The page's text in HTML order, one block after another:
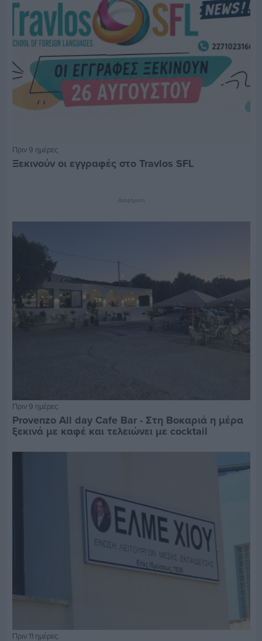
Πριν 9 ημέρες
Ξεκινούν οι εγγραφές στο Travlos SFL
Διαφήμιση
Πριν 9 ημέρες
Provenzo All day Cafe Bar - Στη Βοκαριά η μέρα
ξεκινά με καφέ και τελειώνει με cocktail
Πριν 11 ημέρες